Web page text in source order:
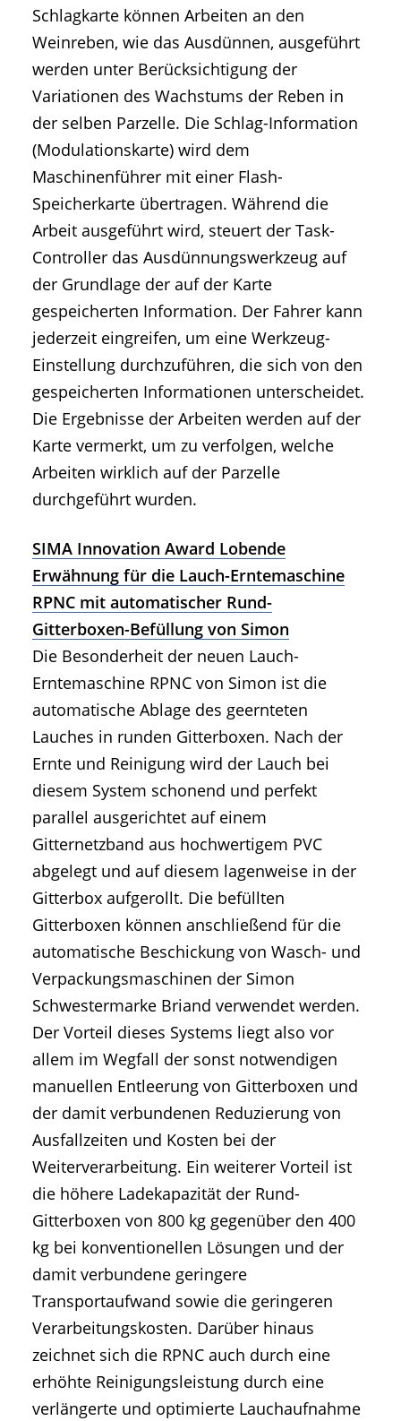
Schlagkarte können Arbeiten an den
Weinreben, wie das Ausdünnen, ausgeführt
werden unter Berücksichtigung der
Variationen des Wachstums der Reben in
der selben Parzelle. Die Schlag-Information
(Modulationskarte) wird dem
Maschinenführer mit einer Flash-
Speicherkarte übertragen. Während die
Arbeit ausgeführt wird, steuert der Task-
Controller das Ausdünnungswerkzeug auf
der Grundlage der auf der Karte
gespeicherten Information. Der Fahrer kann
jederzeit eingreifen, um eine Werkzeug-
Einstellung durchzuführen, die sich von den
gespeicherten Informationen unterscheidet.
Die Ergebnisse der Arbeiten werden auf der
Karte vermerkt, um zu verfolgen, welche
Arbeiten wirklich auf der Parzelle
durchgeführt wurden.
SIMA Innovation Award Lobende
Erwähnung für die Lauch-Erntemaschine
RPNC mit automatischer Rund-
Gitterboxen-Befüllung von Simon
Die Besonderheit der neuen Lauch-
Erntemaschine RPNC von Simon ist die
automatische Ablage des geernteten
Lauches in runden Gitterboxen. Nach der
Ernte und Reinigung wird der Lauch bei
diesem System schonend und perfekt
parallel ausgerichtet auf einem
Gitternetzband aus hochwertigem PVC
abgelegt und auf diesem lagenweise in der
Gitterbox aufgerollt. Die befüllten
Gitterboxen können anschließend für die
automatische Beschickung von Wasch- und
Verpackungsmaschinen der Simon
Schwestermarke Briand verwendet werden.
Der Vorteil dieses Systems liegt also vor
allem im Wegfall der sonst notwendigen
manuellen Entleerung von Gitterboxen und
der damit verbundenen Reduzierung von
Ausfallzeiten und Kosten bei der
Weiterverarbeitung. Ein weiterer Vorteil ist
die höhere Ladekapazität der Rund-
Gitterboxen von 800 kg gegenüber den 400
kg bei konventionellen Lösungen und der
damit verbundene geringere
Transportaufwand sowie die geringeren
Verarbeitungskosten. Darüber hinaus
zeichnet sich die RPNC auch durch eine
erhöhte Reinigungsleistung durch eine
verlängerte und optimierte Lauchaufnahme